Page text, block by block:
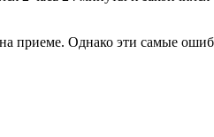
приеме. Однако эти самые